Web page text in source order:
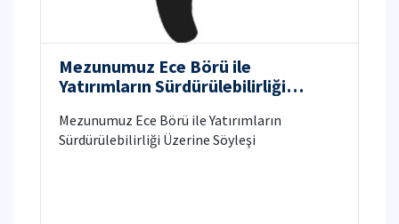
Mezunumuz Ece Börü ile
Yatırımların Sürdürülebilirliği
Mezunumuz Ece Börü ile Yatırımların
Sürdürülebilirliği Üzerine Söyleşi